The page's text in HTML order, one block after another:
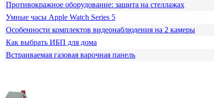
Противокражное оборудование: защита на стеллажах
Умные часы Apple Watch Series 5
Особенности комплектов видеонаблюдения на 2 камеры
Как выбрать ИБП для дома
Встраиваемая газовая варочная панель